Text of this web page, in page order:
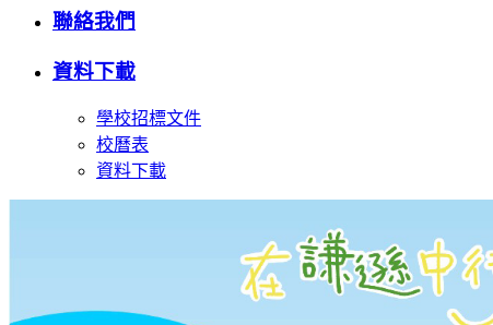
聯絡我們
資料下載
學校招標文件
校曆表
資料下載